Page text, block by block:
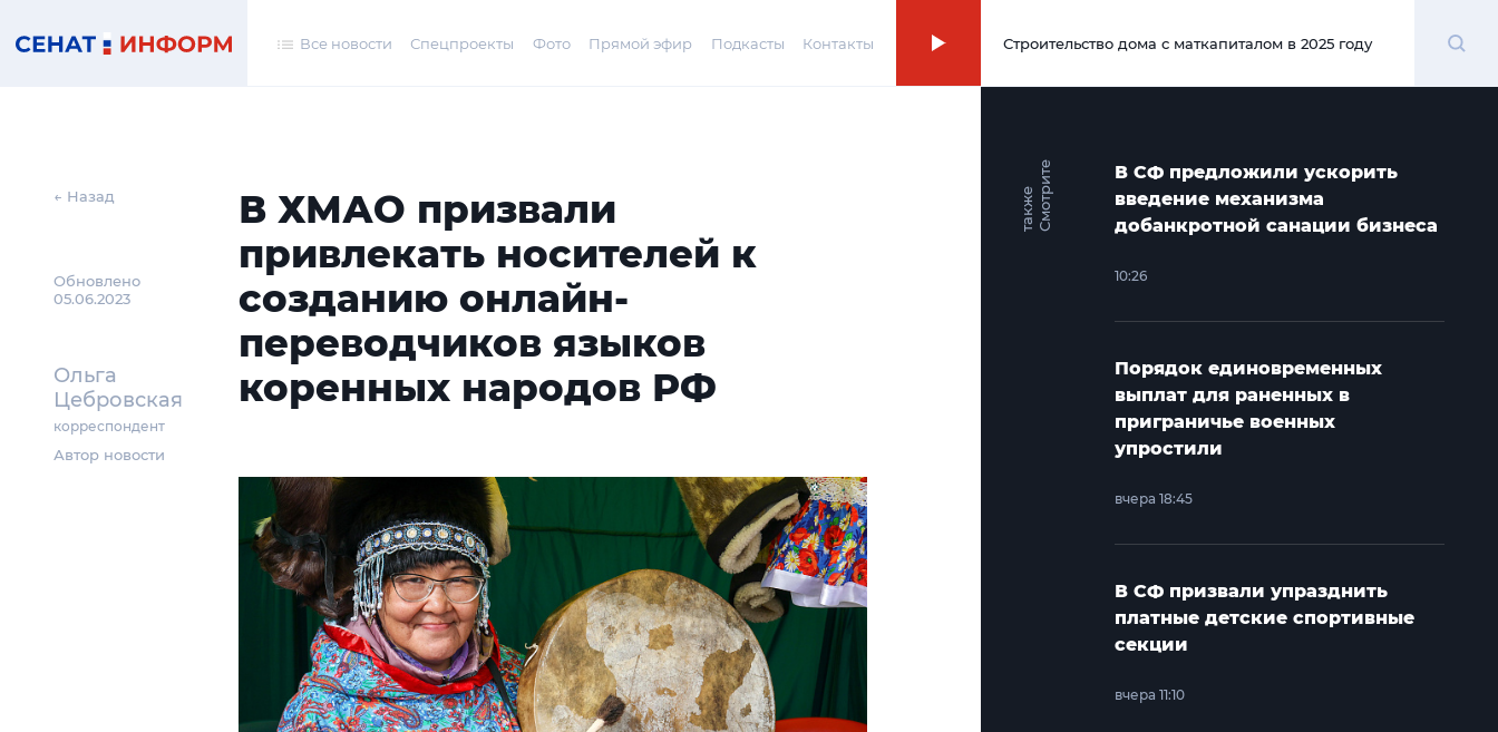
Все новости Спецпроекты Фото Прямой эфир Подкасты Контакты 00:00
Строительство дома с маткапиталом в 2025 году
← Назад
Обновлено
05.06.2023
Ольга
Цебровская
корреспондент
Автор новости
В ХМАО призвали
привлекать носителей к
созданию онлайн-
переводчиков языков
коренных народов РФ
С
м
о
т
р и
т
е
т
а
к
ж
е
В СФ предложили ускорить
введение механизма
добанкротной санации бизнеса
10:26
Порядок единовременных
выплат для раненных в
приграничье военных
упростили
вчера 18:45
В СФ призвали упразднить
платные детские спортивные
секции
вчера 11:10